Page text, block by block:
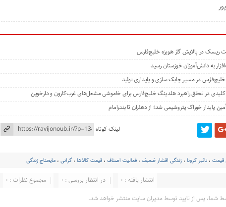
ریسک در پالایش گاز هویزه خلیج‌فارس
در مسیر چابک سازی و پایداری تولید
کلیدی در تحقق راهبرد هلدینگ خلیج‌فارس برای خاموشی مشعل‌های غرب‌کارون و دارخوین
پایدار خوراک پتروشیمی شد؛ از دهلران تا بندرامام
لینک کوتاه
قیمت ،تاثیر کرونا ،زندگی اقشار ضعیف ،فعالیت اصناف ،قیمت کالاها ،گرانی ،مایحتاج زندگی
مجموع نظرات : 0 در انتظار بررسی : 0 انتشار یافته : 0
شما، پس از تایید توسط مدیران سایت منتشر خواهد شد.